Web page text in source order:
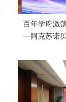
百年学府激
—阿克苏诺